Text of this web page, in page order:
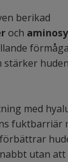
berikad
och
med
fuktbarriär
utan